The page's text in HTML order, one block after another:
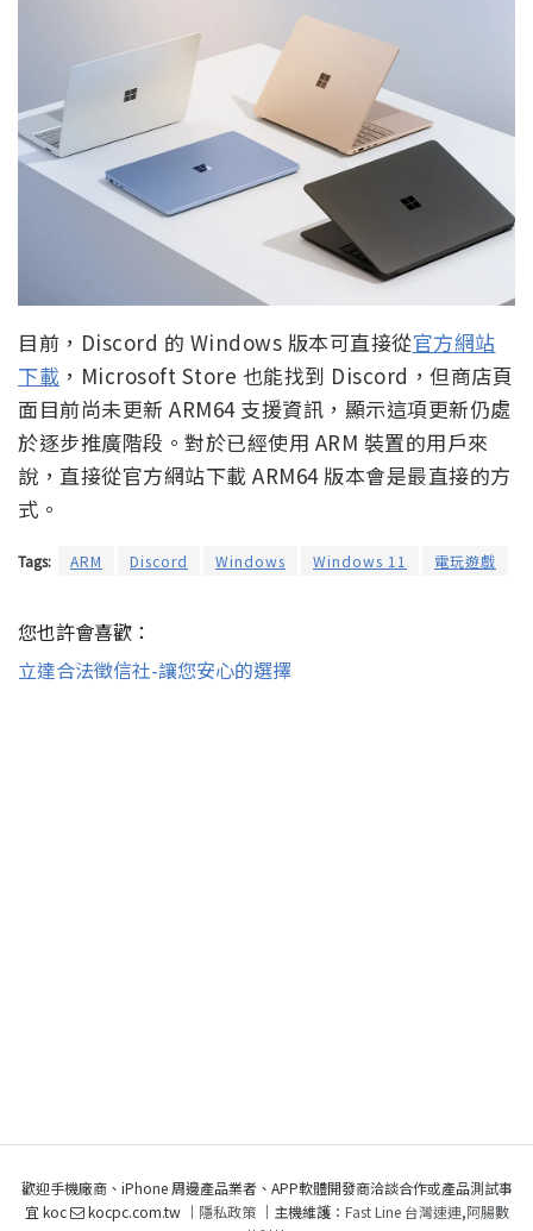
目前，Discord 的 Windows 版本可直接從官方網站
下載 ，Microsoft Store 也能找到 Discord，但商店頁
面目前尚未更新 ARM64 支援資訊，顯示這項更新仍處
於逐步推廣階段。對於已經使用 ARM 裝置的用戶來
說，直接從官方網站下載 ARM64 版本會是最直接的方
式。
Tags: ARM Discord Windows Windows 11 電玩遊戲
您也許會喜歡：
立達合法徵信社-讓您安心的選擇
歡迎手機廠商、iPhone 周邊產品業者、APP軟體開發商洽談合作或產品測試事
宜 koc
kocpc.com.tw ｜ 隱私政策｜主機維護： Fast Line 台灣速連,阿腸數